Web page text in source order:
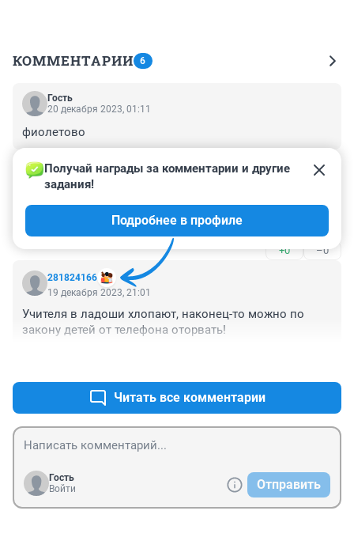
КОММЕНТАРИИ 6
Гость
20 декабря 2023, 01:11
фиолетово
Гость
Давно пора! Вот где они не нужны, так это на уроках
+0 –0
281824166
Получай награды за комментарии и другие
задания!
Подробнее в профиле
19 декабря 2023, 21:01
Учителя в ладоши хлопают, наконец-то можно по
закону детей от телефона оторвать!
Читать все комментарии
Гость
Войти
Отправить